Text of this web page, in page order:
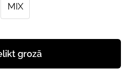
MIX
grozā